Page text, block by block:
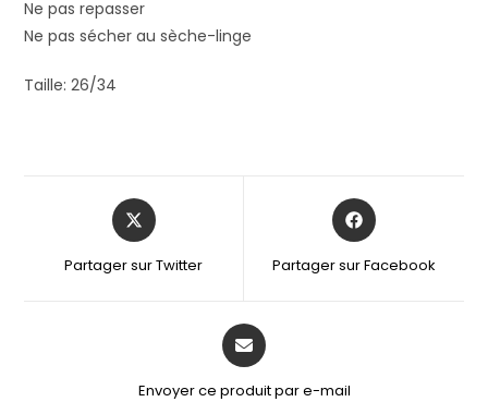
Ne pas repasser
Ne pas sécher au sèche-linge
Taille: 26/34
Partager sur Twitter Partager sur Facebook
Envoyer ce produit par e-mail